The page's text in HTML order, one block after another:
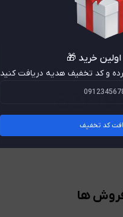
بانکی از پلتفرم های زیر
ها
خرید 🎁
و کد تخفیف هدیه دریافت کنید
کد تخفیف